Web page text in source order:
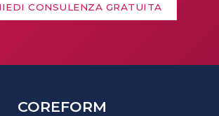
CONSULENZA GRATUITA
COREFORM